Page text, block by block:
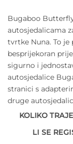
Bugaboo
autosjedalicama
tvrtke Nuna. To
besprijekoran
sigurno i
autosjedalice
stranici s
druge
KOLIKO
LI SE